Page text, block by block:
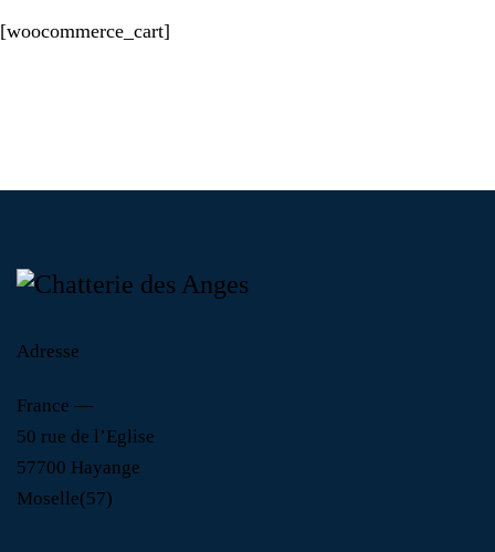
[woocommerce_cart]
Adresse
France —
50 rue de l’Eglise
57700 Hayange
Moselle(57)